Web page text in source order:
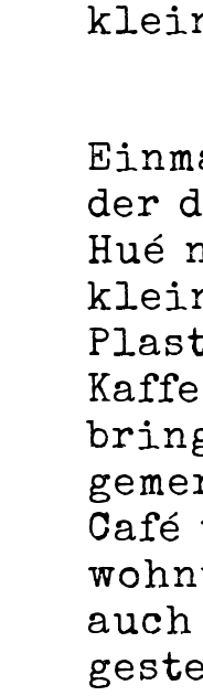
der
Hué